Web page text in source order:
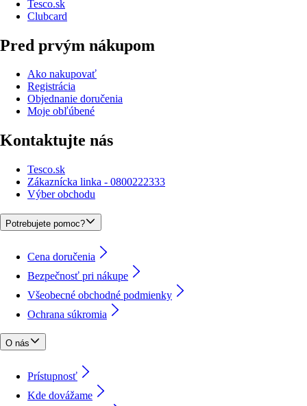
Tesco.sk
Clubcard
Pred prvým nákupom
Ako nakupovať
Registrácia
Objednanie doručenia
Moje obľúbené
Kontaktujte nás
Tesco.sk
Zákaznícka linka - 0800222333
Výber obchodu
Potrebujete pomoc?
Cena doručenia
Bezpečnosť pri nákupe
Všeobecné obchodné podmienky
Ochrana súkromia
O nás
Prístupnosť
Kde dovážame